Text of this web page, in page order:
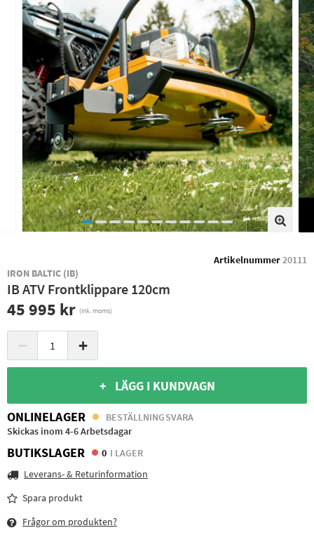
Artikelnummer20111
IRON BALTIC (IB)
IB ATV Frontklippare 120cm
45 995 kr (ink. moms)
− +
+ LÄGG I KUNDVAGN
ONLINELAGER
BESTÄLLNINGSVARA
Skickas inom 4-6 Arbetsdagar
BUTIKSLAGER 0 I LAGER
Leverans- & Returinformation
Spara produkt
Frågor om produkten?